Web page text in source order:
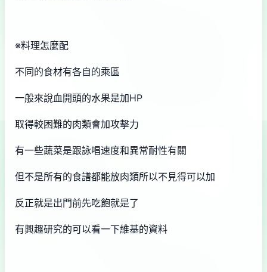
※料理怎麼配
不同的食材有各自的乘區
一般來說血開頭的水果是加HP
取得較困難的肉類會加攻擊力
有一些蔬菜是跟詠唱速度和異常耐性有關
但不是所有的食譜都能放肉類所以不見得可以加
反正就是出門前先吃飽就是了
有興趣研究的可以看一下維基的資料